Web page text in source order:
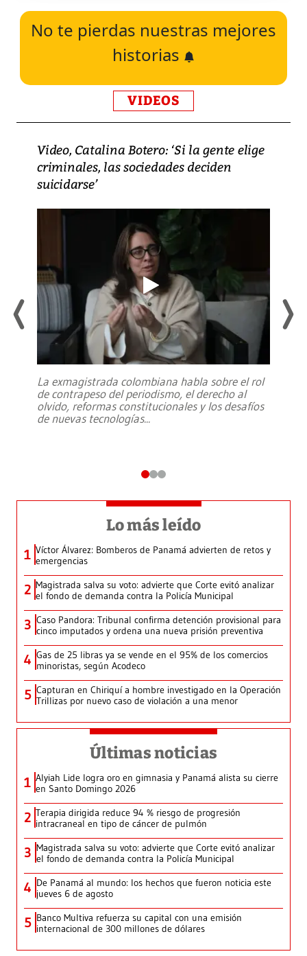
No te pierdas nuestras mejores
historias
VIDEOS
Video, Catalina Botero: ‘Si la gente elige
criminales, las sociedades deciden
suicidarse’
La exmagistrada colombiana habla sobre el rol
de contrapeso del periodismo, el derecho al
olvido, reformas constitucionales y los desafíos
de nuevas tecnologías...
Lo más leído
1 Víctor Álvarez: Bomberos de Panamá advierten de retos y
emergencias
2 Magistrada salva su voto: advierte que Corte evitó analizar
el fondo de demanda contra la Policía Municipal
3 Caso Pandora: Tribunal confirma detención provisional para
cinco imputados y ordena una nueva prisión preventiva
4 Gas de 25 libras ya se vende en el 95% de los comercios
minoristas, según Acodeco
5 Capturan en Chiriquí a hombre investigado en la Operación
Trillizas por nuevo caso de violación a una menor
Últimas noticias
1 Alyiah Lide logra oro en gimnasia y Panamá alista su cierre
en Santo Domingo 2026
2 Terapia dirigida reduce 94 % riesgo de progresión
intracraneal en tipo de cáncer de pulmón
3 Magistrada salva su voto: advierte que Corte evitó analizar
el fondo de demanda contra la Policía Municipal
4 De Panamá al mundo: los hechos que fueron noticia este
jueves 6 de agosto
5 Banco Multiva refuerza su capital con una emisión
internacional de 300 millones de dólares